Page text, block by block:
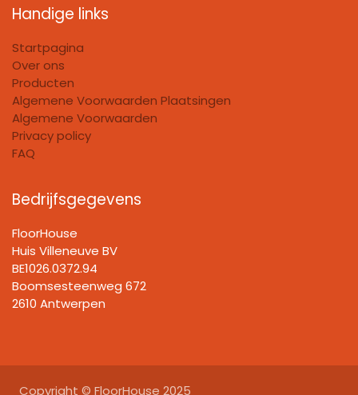
Handige links
Startpagina
Over ons
Producten
Algemene Voorwaarden Plaatsingen
Algemene Voorwaarden
Privacy policy
FAQ
Bedrijfsgegevens
FloorHouse
Huis Villeneuve BV​
BE1026.0372.94
Boomsesteenweg 672
2610 Antwerpen
Copyright © FloorHouse 2025